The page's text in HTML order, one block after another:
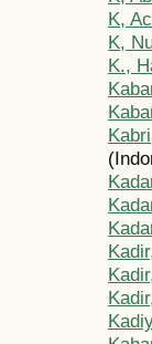
K,
K,
K.,